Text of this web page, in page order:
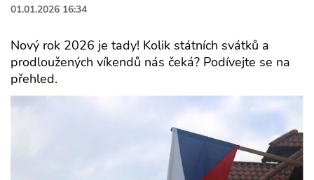
01.01.2026 16:34
Nový rok 2026 je tady! Kolik státních svátků a
prodloužených víkendů nás čeká? Podívejte se na
přehled.